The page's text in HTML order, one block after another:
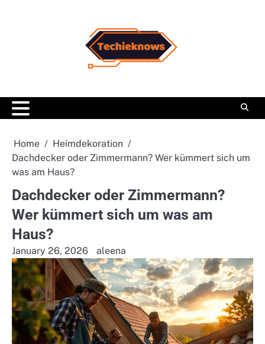
Home
Heimdekoration
Dachdecker oder Zimmermann? Wer kümmert sich um
was am Haus?
Dachdecker oder Zimmermann?
Wer kümmert sich um was am
Haus?
January 26, 2026 aleena